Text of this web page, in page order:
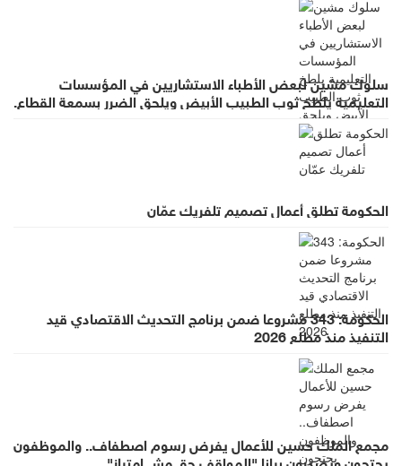
سلوك مشين لبعض الأطباء الاستشاريين في المؤسسات
التعليمية يلطخ ثوب الطبيب الأبيض ويلحق الضرر بسمعة القطاع.
الحكومة تطلق أعمال تصميم تلفريك عمّان
الحكومة: 343 مشروعا ضمن برنامج التحديث الاقتصادي قيد
التنفيذ منذ مطلع 2026
مجمع الملك حسين للأعمال يفرض رسوم اصطفاف.. والموظفون